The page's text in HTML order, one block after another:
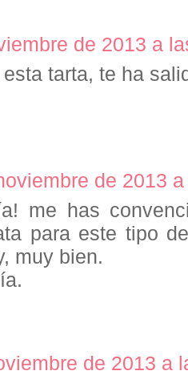
de 2013 a
tarta, te ha
de 2013
me has
para este tipo
muy bien.
de 2013 a